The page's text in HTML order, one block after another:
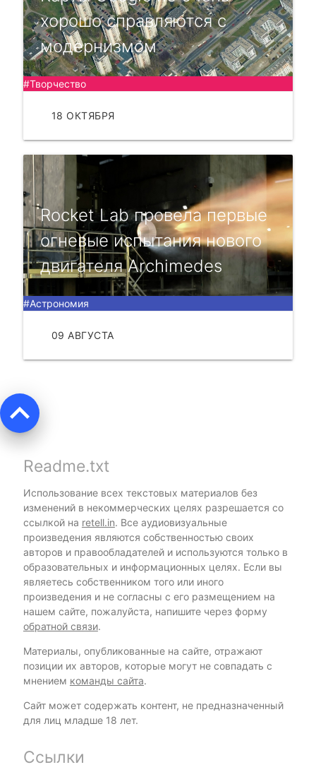
хорошо справляются с
модернизмом
#Творчество
18 ОКТЯБРЯ
Rocket Lab провела первые
огневые испытания нового
двигателя Archimedes
#Астрономия
09 АВГУСТА
keyboard_arrow_up
Readme.txt
Использование всех текстовых материалов без
изменений в некоммерческих целях разрешается со
ссылкой на retell.in. Все аудиовизуальные
произведения являются собственностью своих
авторов и правообладателей и используются только в
образовательных и информационных целях. Если вы
являетесь собственником того или иного
произведения и не согласны с его размещением на
нашем сайте, пожалуйста, напишите через форму
обратной связи.
Материалы, опубликованные на сайте, отражают
позиции их авторов, которые могут не совпадать с
мнением команды сайта.
Сайт может содержать контент, не предназначенный
для лиц младше 18 лет.
Ссылки